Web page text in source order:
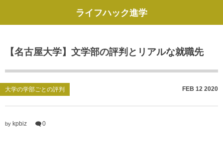
ライフハック進学
【名古屋大学】文学部の評判とリアルな就職先
大学の学部ごとの評判 FEB 12 2020
by kpbiz 0